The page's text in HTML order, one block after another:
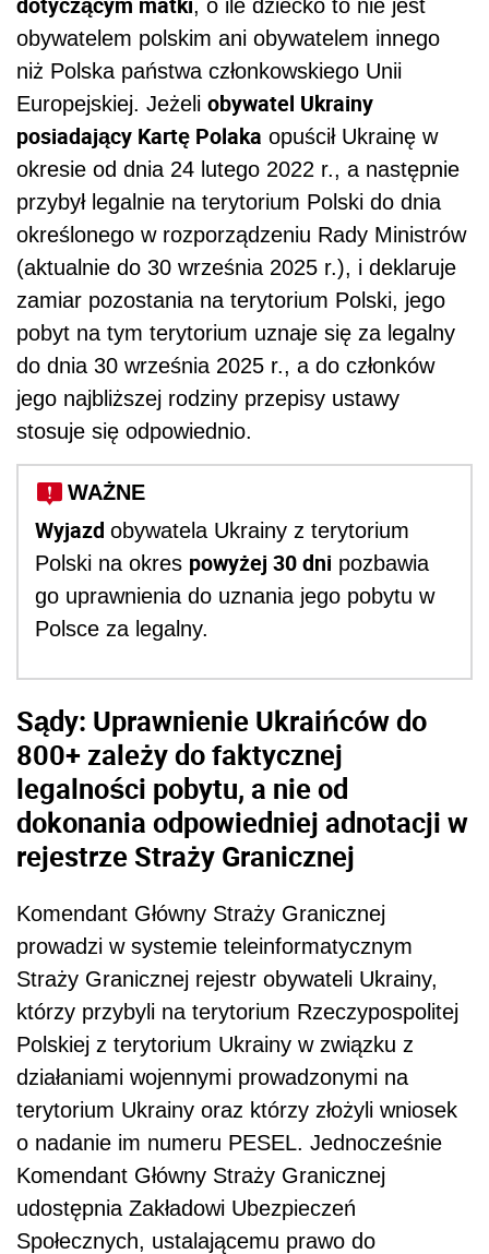
, o ile dziecko to nie jest
obywatelem polskim ani obywatelem innego
niż Polska państwa członkowskiego Unii
Europejskiej. Jeżeli obywatel Ukrainy
posiadający Kartę Polaka opuścił Ukrainę w
okresie od dnia 24 lutego 2022 r., a następnie
przybył legalnie na terytorium Polski do dnia
określonego w rozporządzeniu Rady Ministrów
(aktualnie do 30 września 2025 r.), i deklaruje
zamiar pozostania na terytorium Polski, jego
pobyt na tym terytorium uznaje się za legalny
do dnia 30 września 2025 r., a do członków
jego najbliższej rodziny przepisy ustawy
stosuje się odpowiednio.
WAŻNE
Wyjazd obywatela Ukrainy z terytorium
Polski na okres powyżej 30 dni pozbawia
go uprawnienia do uznania jego pobytu w
Polsce za legalny.
Sądy: Uprawnienie Ukraińców do
800+ zależy do faktycznej
legalności pobytu, a nie od
dokonania odpowiedniej adnotacji w
rejestrze Straży Granicznej
Komendant Główny Straży Granicznej
prowadzi w systemie teleinformatycznym
Straży Granicznej rejestr obywateli Ukrainy,
którzy przybyli na terytorium Rzeczypospolitej
Polskiej z terytorium Ukrainy w związku z
działaniami wojennymi prowadzonymi na
terytorium Ukrainy oraz którzy złożyli wniosek
o nadanie im numeru PESEL. Jednocześnie
Komendant Główny Straży Granicznej
udostępnia Zakładowi Ubezpieczeń
Społecznych, ustalającemu prawo do